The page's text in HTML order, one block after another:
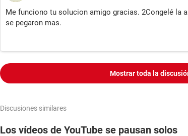
Me funciono tu solucion amigo gracias. 2Congelé la
se pegaron mas.
Mostrar toda la
Discusiones similares
Los vídeos de YouTube se pausan solos